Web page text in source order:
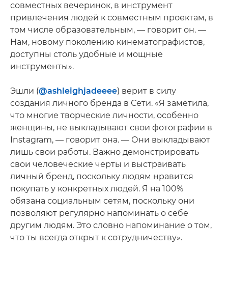
совместных вечеринок, в инструмент
привлечения людей к совместным проектам, в
том числе образовательным, — говорит он. —
Нам, новому поколению кинематографистов,
доступны столь удобные и мощные
инструменты».
Эшли (@ashleighjadeeee) верит в силу
создания личного бренда в Сети. «Я заметила,
что многие творческие личности, особенно
женщины, не выкладывают свои фотографии в
Instagram, — говорит она. — Они выкладывают
лишь свои работы. Важно демонстрировать
свои человеческие черты и выстраивать
личный бренд, поскольку людям нравится
покупать у конкретных людей. Я на 100%
обязана социальным сетям, поскольку они
позволяют регулярно напоминать о себе
другим людям. Это словно напоминание о том,
что ты всегда открыт к сотрудничеству».